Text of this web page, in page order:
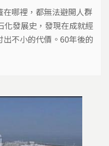
哪裡，都無法避開人群
化發展史，發現在成就經
不小的代價。60年後的
土地的糾葛，包括中研
張石化業，甚至十多萬
民的利益…